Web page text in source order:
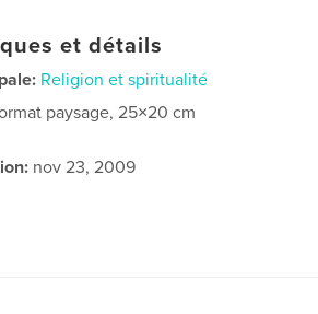
et détails
Religion et spiritualité
paysage, 25×20 cm
nov 23, 2009